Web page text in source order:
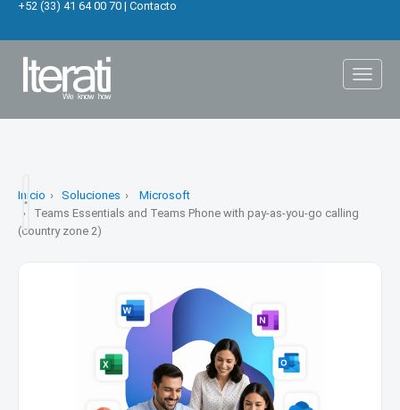
+52 (33) 41 64 00 70 | Contacto
Inicio Soluciones
Microsoft
Teams Essentials and Teams Phone with pay-as-you-go calling
(country zone 2)